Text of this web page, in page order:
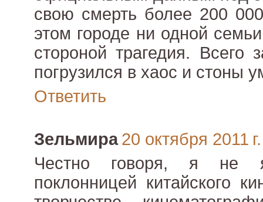
свою смерть более 200
этом городе ни одной
стороной трагедия. Всего
погрузился в хаос и стоны
Ответить
Зельмира 20 октября 2011
Честно говоря, я не
поклонницей китайского